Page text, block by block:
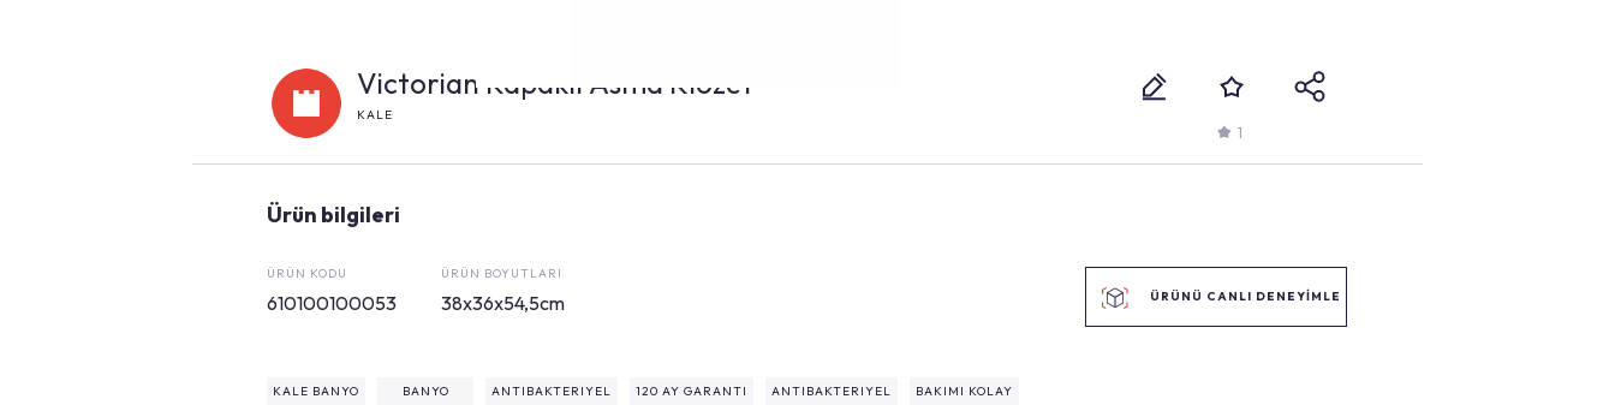
Victorian Kapaklı Asma Klozet
KALE
1
Ürün bilgileri
ÜRÜNÜ CANLI DENEYİMLE
ÜRÜN KODU
610100100053
ÜRÜN BOYUTLARI
38x36x54,5cm
KALE BANYO BANYO ANTIBAKTERIYEL 120 AY GARANTI ANTIBAKTERIYEL BAKIMI KOLAY